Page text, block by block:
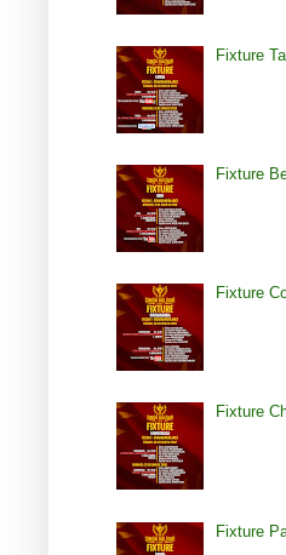
Fixture
Fixture
Fixture
Fixture
Fixture